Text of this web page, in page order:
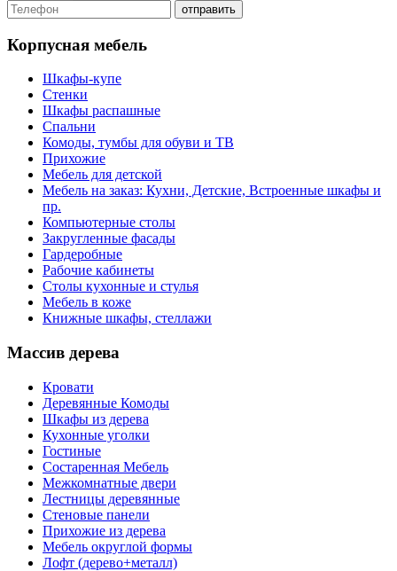
Корпусная мебель
Шкафы-купе
Стенки
Шкафы распашные
Спальни
Комоды, тумбы для обуви и ТВ
Прихожие
Мебель для детской
Мебель на заказ: Кухни, Детские, Встроенные шкафы и
пр.
Компьютерные столы
Закругленные фасады
Гардеробные
Рабочие кабинеты
Столы кухонные и стулья
Мебель в коже
Книжные шкафы, стеллажи
Массив дерева
Кровати
Деревянные Комоды
Шкафы из дерева
Кухонные уголки
Гостиные
Состаренная Мебель
Межкомнатные двери
Лестницы деревянные
Стеновые панели
Прихожие из дерева
Мебель округлой формы
Лофт (дерево+металл)